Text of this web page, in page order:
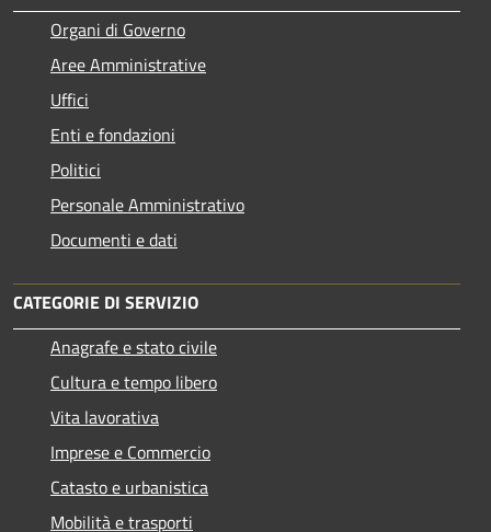
Organi di Governo
Aree Amministrative
Uffici
Enti e fondazioni
Politici
Personale Amministrativo
Documenti e dati
CATEGORIE DI SERVIZIO
Anagrafe e stato civile
Cultura e tempo libero
Vita lavorativa
Imprese e Commercio
Catasto e urbanistica
Mobilità e trasporti